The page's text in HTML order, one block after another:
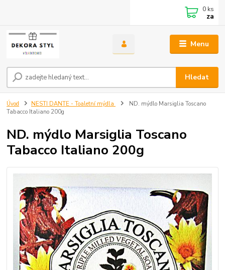
Menu
Hledat
0 ks
za
Úvod NESTI DANTE - Toaletní mýdla
ND. mýdlo Marsiglia Toscano
Tabacco Italiano 200g
ND. mýdlo Marsiglia Toscano
Tabacco Italiano 200g